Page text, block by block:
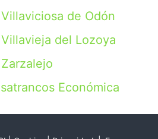
de Odón
del Lozoya
Económica